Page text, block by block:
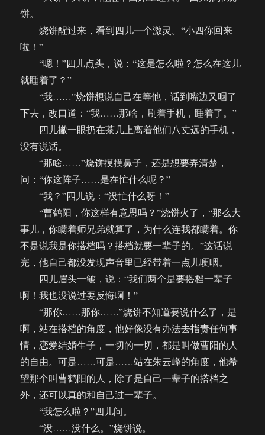
饼。
烧饼醒过来，看到四儿一个激灵。“小四你回来
啦！”
“嗯！”四儿点头，说：“这是怎么啦？怎么在这儿
就睡着了？”
“我……”烧饼想说自己在等他，话到嘴边又咽了
下去，改口道：“我……那啥，刷着手机，睡着了。”
四儿撇一眼扔在茶几上离着他们八丈远的手机，
没有说话。
“那啥……”烧饼摸摸鼻子，还是想要弄清楚，
问：“你这阵子……是在忙什么呢？”
“我？”四儿说：“没忙什么呀！”
“曹鹤阳，你这样有意思吗？”烧饼火了，“那么大
事儿，你瞒着师兄弟就算了，为什么连我都瞒着。你
不是说我是你搭档吗？搭档就要一辈子的。”这话说
完，他自己都没发现声音里已经带着一点儿哽咽。
四儿眉头一皱，说：“我们两个是要搭档一辈子
啊！我也没说过要反悔啊！”
“那你……那你……”烧饼不知道要说什么了，是
啊，站在搭档的角度，他好像没有办法去指责任何事
情，恋爱结婚生子，一切的一切，都是叫做曹阳的人
的自由。可是……可是……站在朱云峰的角度，他希
望那个叫曹鹤阳的人，除了是自己一辈子的搭档之
外，还可以真的和自己过一辈子。
“我怎么啦？”四儿问。
“没……没什么。”烧饼说。